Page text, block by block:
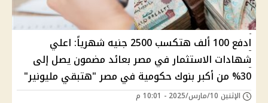
ادفع 100 ألف هتكسب 2500 جنيه شهرياً: اعلي
شهادات الاستثمار في مصر بعائد مضمون يصل إلى
30% من أكبر بنوك حكومية في مصر "هتبقي مليونير"
الإثنين 10/مارس/2025 - 10:01 م